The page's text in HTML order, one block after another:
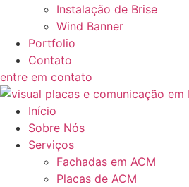
Instalação de Brise
Wind Banner
Portfolio
Contato
entre em contato
Início
Sobre Nós
Serviços
Fachadas em ACM
Placas de ACM